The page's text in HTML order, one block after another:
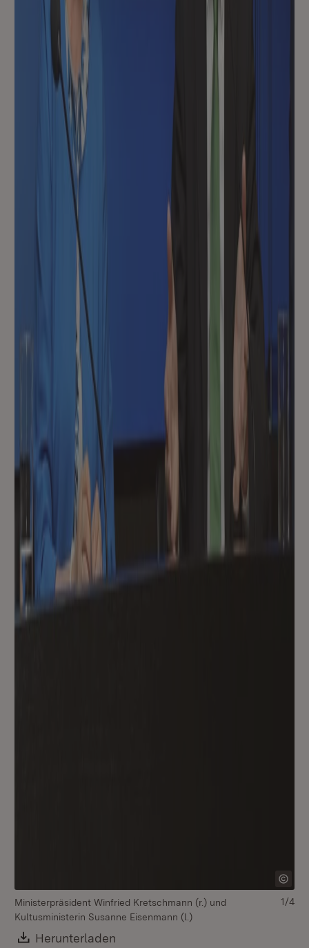
Ministerpräsident Winfried Kretschmann (r.) und
Kultusministerin Susanne Eisenmann (l.)
Download:
Herunterladen
1/4